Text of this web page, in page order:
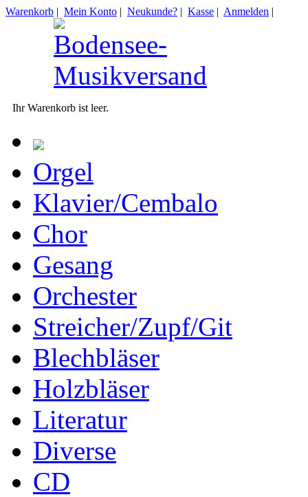
Warenkorb | Mein Konto | Neukunde? | Kasse | Anmelden |
Ihr Warenkorb ist leer.
Orgel
Klavier/Cembalo
Chor
Gesang
Orchester
Streicher/Zupf/Git
Blechbläser
Holzbläser
Literatur
Diverse
CD